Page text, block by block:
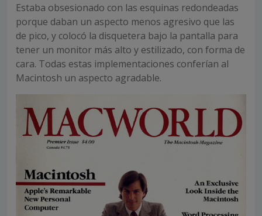
Estaba obsesionado con las esquinas redondeadas
porque daban un aspecto menos agresivo que las
de pico, y colocó la disquetera bajo la pantalla para
tener un monitor más alto y estilizado, con forma de
cara. Todas estas implementaciones conferían al
Macintosh un aspecto agradable.